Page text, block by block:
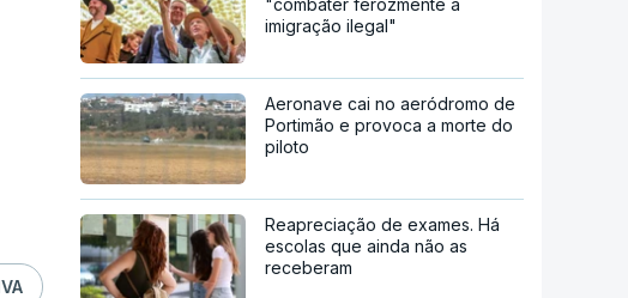
"combater ferozmente a
imigração ilegal"
Aeronave cai no aeródromo de
Portimão e provoca a morte do
piloto
Reapreciação de exames. Há
escolas que ainda não as
receberam